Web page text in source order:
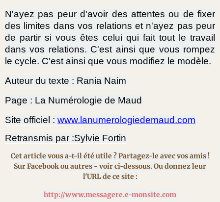
N'ayez pas peur d'avoir des attentes ou de fixer
des limites dans vos relations et n'ayez pas peur
de partir si vous êtes celui qui fait tout le travail
dans vos relations. C'est ainsi que vous rompez
le cycle. C'est ainsi que vous modifiez le modèle.
Auteur du texte : Rania Naim
Page : La Numérologie de Maud
Site officiel : www.lanumerologiedemaud.com
Retransmis par :Sylvie Fortin
Cet article vous a-t-il été utile ? Partagez-le avec vos amis !
Sur Facebook ou autres - voir ci-dessous. Ou donnez leur
l'URL de ce site :
http://www.messagere.e-monsite.com